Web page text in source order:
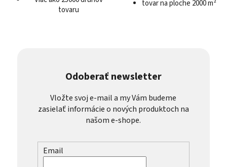
tovaru
tovar na ploche 2000 m²
Odoberať newsletter
Vložte svoj e-mail a my Vám budeme
zasielať informácie o nových produktoch na
našom e-shope.
Email